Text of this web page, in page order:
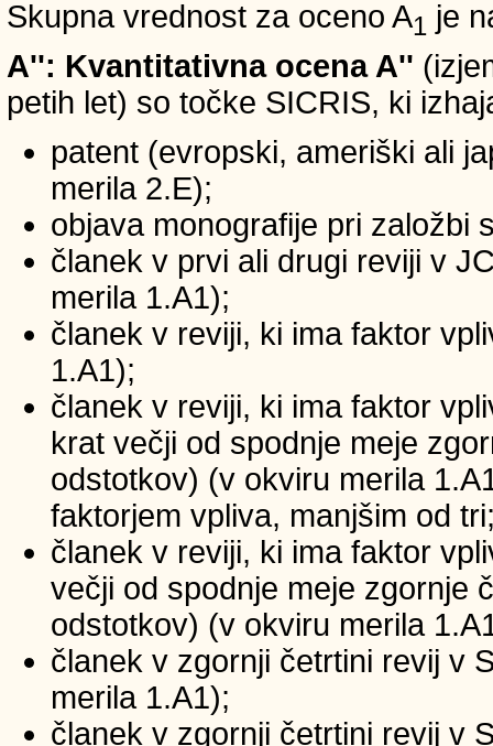
Skupna vrednost za oceno A1 je
A'': Kvantitativna ocena A''
petih let) so točke SICRIS, ki
patent (evropski, ameriški ali
merila 2.E);
objava monografije pri založbi
članek v prvi ali drugi reviji v
merila 1.A1);
članek v reviji, ki ima faktor
1.A1);
članek v reviji, ki ima faktor
krat večji od spodnje meje
odstotkov) (v okviru merila
faktorjem vpliva, manjšim od
članek v reviji, ki ima faktor
večji od spodnje meje zgornje
odstotkov) (v okviru merila
članek v zgornji četrtini revij v
merila 1.A1);
članek v zgornji četrtini revij v